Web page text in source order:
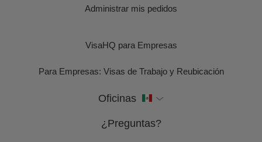
Administrar mis pedidos
VisaHQ para Empresas
Para Empresas: Visas de Trabajo y Reubicación
Oficinas
¿Preguntas?